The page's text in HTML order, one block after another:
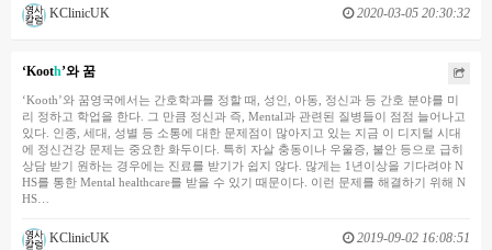
KClinicUK 2020-03-05 20:30:32
‘Kooth’와 꿈
‘Kooth’와 꿈영국에서는 간호학과를 정할 때, 성인, 아동, 정신과 등 간호 분야를 미
리 정하고 학업을 한다. 그 만큼 정신과 즉, Mental과 관련된 질병들이 점점 늘어나고
있다. 인종, 세대, 성별 등 소통에 대한 문제점이 많아지고 있는 지금 이 디지털 시대
에 정신건강 문제는 중요한 화두이다. 특히 자살 충동이나 우울증, 불안 등으로 급히
상담 받기 원하는 경우에는 진료를 받기가 쉽지 않다. 많게는 1년이상을 기다려야 N
HS를 통한 Mental healthcare를 받을 수 있기 때문이다. 이런 문제를 해결하기 위해 N
HS…
KClinicUK 2019-09-02 16:08:51